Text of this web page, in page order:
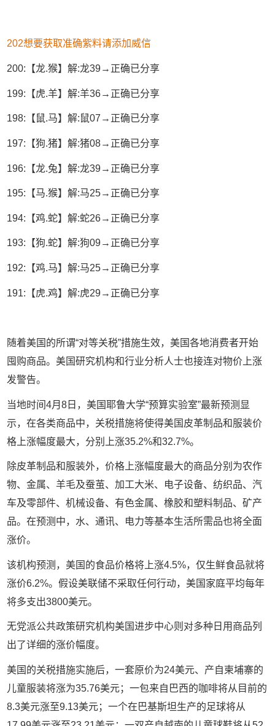
202想要获取准确紫料请添加威信
200:【龙.猴】解:龙39→正确已分享
199:【虎.羊】解:羊36→正确已分享
198:【鼠.马】解:鼠07→正确已分享
197:【狗.猪】解:猪08→正确已分享
196:【龙.兔】解:龙39→正确已分享
195:【马.猴】解:马25→正确已分享
194:【鸡.蛇】解:蛇26→正确已分享
193:【狗.蛇】解:狗09→正确已分享
192:【鸡.马】解:马25→正确已分享
191:【虎.鸡】解:虎29→正确已分享
随着美国的所谓“对等关税”措施生效，美国各地消费者开始
囤购商品。美国研究机构和行业分析人士也接连对物价上涨
发警告。
当地时间4月8日，美国耶鲁大学“预算实验室”最新预测显
示，在各类商品中，关税措施将使得美国皮革制品和服装价
格上涨幅度最大，分别上涨35.2%和32.7%。
除皮革制品和服装外，价格上涨幅度最大的商品分别为农作
物、金属、羊毛及蚕茧、加工大米、电子设备、纺织品、汽
车及零部件、机械设备、有色金属、橡胶和塑料制品、矿产
品。在预测中，水、通讯、电力等基本生活所需品也将全面
涨价。
该机构预测，美国的食品价格将上涨4.5%，仅生鲜食品就将
涨价6.2%。假设美联储不采取任何行动，美国家庭平均每年
将多支出3800美元。
无党派公共政策研究机构美国进步中心则对多种日用商品列
出了详细的涨价幅度。
美国的关税措施实施后，一套原价为24美元、产自柬埔寨的
儿童服装将涨为35.76美元；一包来自巴西的咖啡将从目前的
8.3美元涨至9.13美元；一个在巴基斯坦生产的足球将从